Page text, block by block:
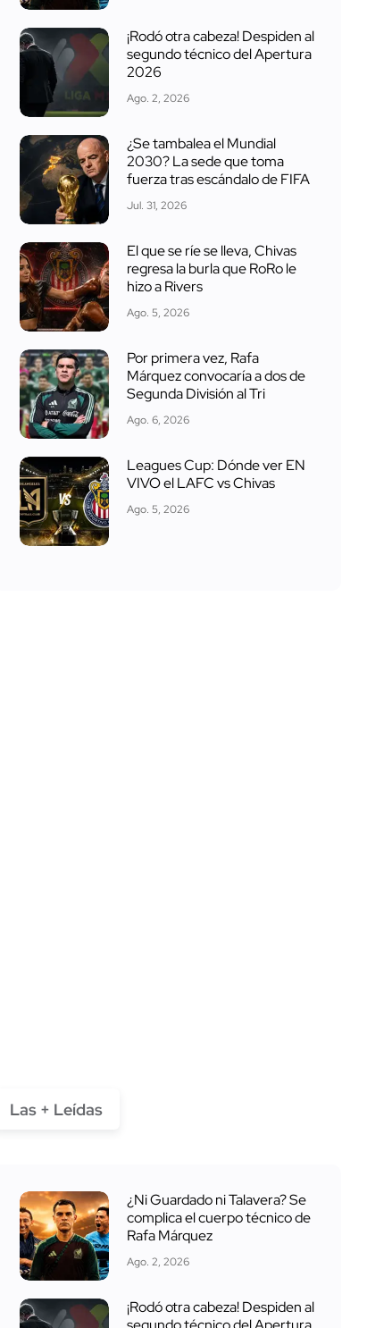
¡Rodó otra cabeza! Despiden al
segundo técnico del Apertura
2026
Ago. 2, 2026
¿Se tambalea el Mundial
2030? La sede que toma
fuerza tras escándalo de FIFA
Jul. 31, 2026
El que se ríe se lleva, Chivas
regresa la burla que RoRo le
hizo a Rivers
Ago. 5, 2026
Por primera vez, Rafa
Márquez convocaría a dos de
Segunda División al Tri
Ago. 6, 2026
Leagues Cup: Dónde ver EN
VIVO el LAFC vs Chivas
Ago. 5, 2026
Las + Leídas
¿Ni Guardado ni Talavera? Se
complica el cuerpo técnico de
Rafa Márquez
Ago. 2, 2026
¡Rodó otra cabeza! Despiden al